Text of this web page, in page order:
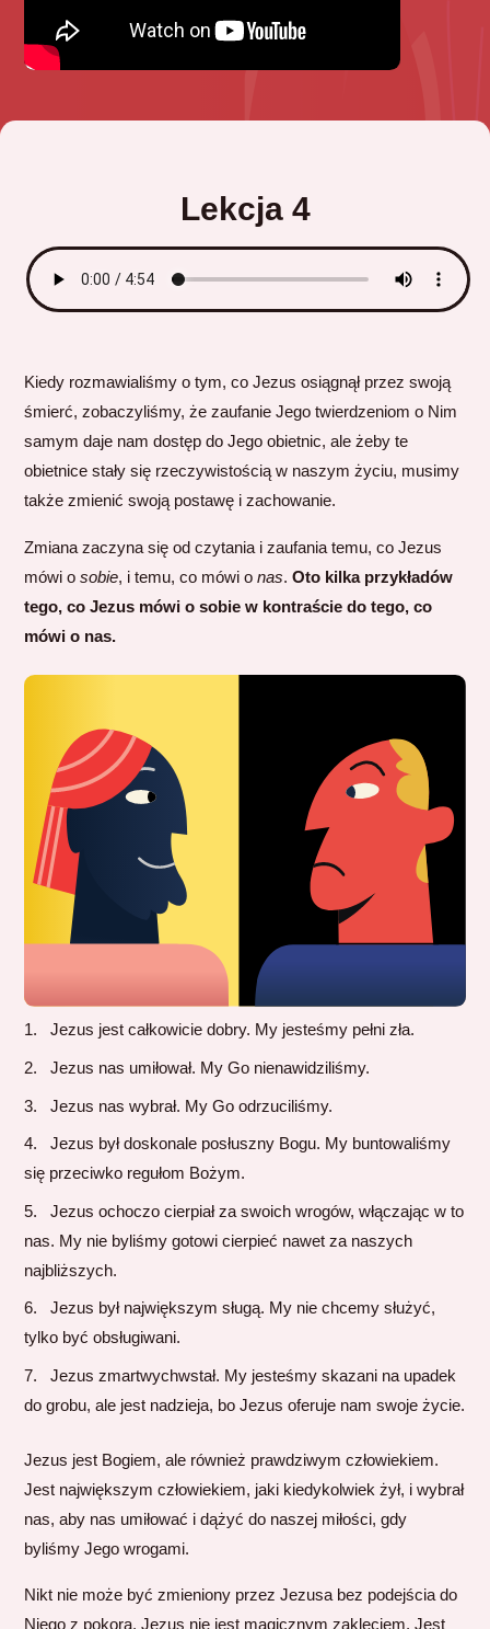
Lekcja 4
Kiedy rozmawialiśmy o tym, co Jezus osiągnął przez swoją
śmierć, zobaczyliśmy, że zaufanie Jego twierdzeniom o Nim
samym daje nam dostęp do Jego obietnic, ale żeby te
obietnice stały się rzeczywistością w naszym życiu, musimy
także zmienić swoją postawę i zachowanie.
Zmiana zaczyna się od czytania i zaufania temu, co Jezus
mówi osobie, i temu, co mówi onas.Oto kilka przykładów
tego, co Jezus mówi o sobie w kontraście do tego, co
mówi o nas.
Jezus jest całkowicie dobry. My jesteśmy pełni zła.
Jezus nas umiłował. My Go nienawidziliśmy.
Jezus nas wybrał. My Go odrzuciliśmy.
Jezus był doskonale posłuszny Bogu. My buntowaliśmy
się przeciwko regułom Bożym.
Jezus ochoczo cierpiał za swoich wrogów, włączając w to
nas. My nie byliśmy gotowi cierpieć nawet za naszych
najbliższych.
Jezus był największym sługą. My nie chcemy służyć,
tylko być obsługiwani.
Jezus zmartwychwstał. My jesteśmy skazani na upadek
do grobu, ale jest nadzieja, bo Jezus oferuje nam swoje życie.
Jezus jest Bogiem, ale również prawdziwym człowiekiem.
Jest największym człowiekiem, jaki kiedykolwiek żył, i wybrał
nas, aby nas umiłować i dążyć do naszej miłości, gdy
byliśmy Jego wrogami.
Nikt nie może być zmieniony przez Jezusa bez podejścia do
Niego z pokorą. Jezus nie jest magicznym zaklęciem. Jest